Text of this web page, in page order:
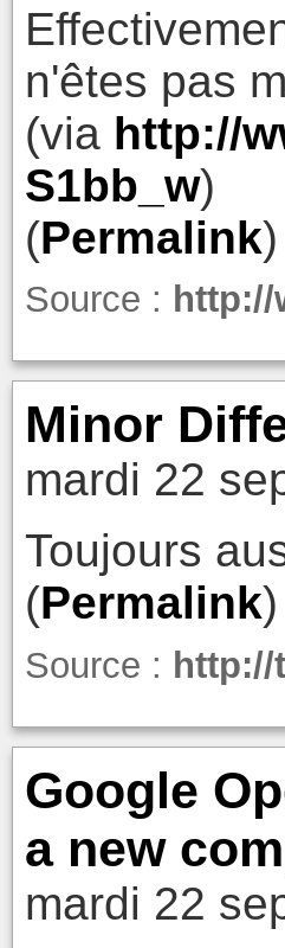
n'êtes pas
(via http://
S1bb_w)
(Permalink)
Source :
Minor
mardi 22
Toujours
(Permalink)
Source :
Google
a new
mardi 22